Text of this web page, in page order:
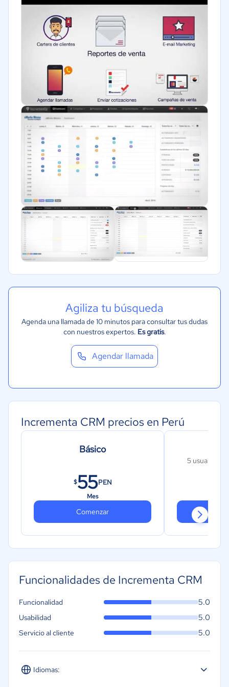
Farmacéutica
Bienes raíces
Minorista
Telecomunicaciones
Alimentaria
Salud
Transporte y logística
Automotriz
Agiliza tu búsqueda
Agenda una llamada de 10 minutos para consultar tus dudas
con nuestros expertos. Es gratis.
Agendar llamada
Incrementa CRM precios en Perú
Básico
$55PEN
Mes
Comenzar
5 usuarios
Funcionalidades de Incrementa CRM
Idiomas:
Funcionalidad 5.0
Usabilidad 5.0
Servicio al cliente 5.0